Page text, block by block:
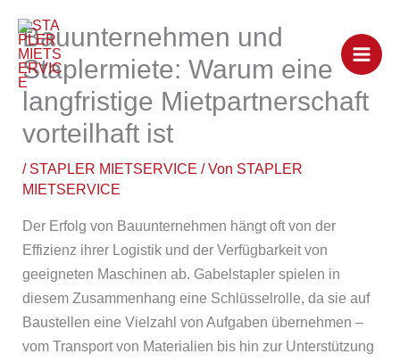
Inhalt
springen
Bauunternehmen und
Staplermiete: Warum eine
langfristige Mietpartnerschaft
vorteilhaft ist
/ STAPLER MIETSERVICE / Von STAPLER
MIETSERVICE
Der Erfolg von Bauunternehmen hängt oft von der
Effizienz ihrer Logistik und der Verfügbarkeit von
geeigneten Maschinen ab. Gabelstapler spielen in
diesem Zusammenhang eine Schlüsselrolle, da sie auf
Baustellen eine Vielzahl von Aufgaben übernehmen –
vom Transport von Materialien bis hin zur Unterstützung